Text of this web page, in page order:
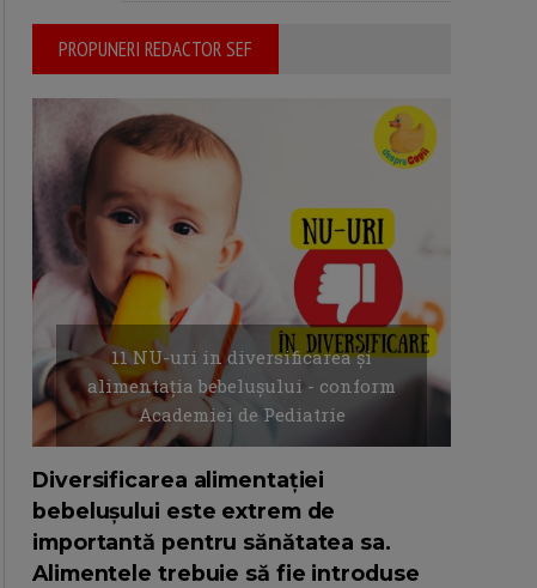
PROPUNERI REDACTOR SEF
11 NU-uri in diversificarea și
alimentația bebelușului - conform
Academiei de Pediatrie
Diversificarea alimentației
bebelușului este extrem de
importantă pentru sănătatea sa.
Alimentele trebuie să fie introduse